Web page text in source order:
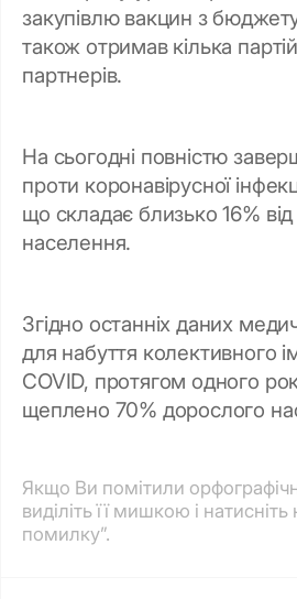
закупівлю вакцин з
також отримав кілька
партнерів.
На сьогодні повністю
проти коронавірусної
що складає близько 16%
населення.
Згідно останніх даних
для набуття колективного
COVID, протягом одного
щеплено 70% дорослого
Якщо Ви помітили
виділіть її мишкою і
помилку”.